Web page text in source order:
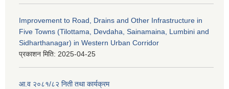
Improvement to Road, Drains and Other Infrastructure in
Five Towns (Tilottama, Devdaha, Sainamaina, Lumbini and
Sidharthanagar) in Western Urban Corridor
प्रकाशन मिति: 2025-04-25
आ.व २०८१/८२ निती तथा कार्यक्रम